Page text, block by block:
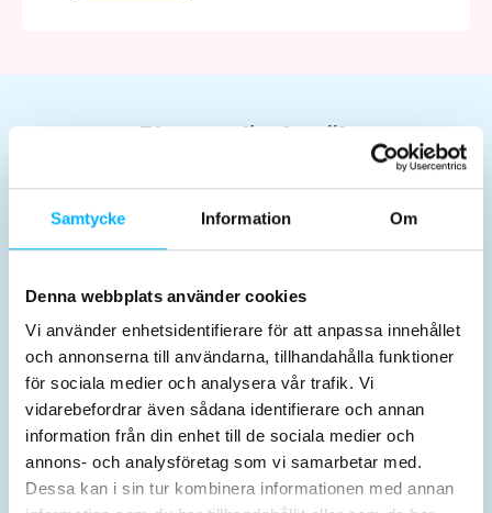
Samtycke Information Om
Denna webbplats använder cookies
Vi använder enhetsidentifierare för att anpassa innehållet
och annonserna till användarna, tillhandahålla funktioner
för sociala medier och analysera vår trafik. Vi
vidarebefordrar även sådana identifierare och annan
information från din enhet till de sociala medier och
annons- och analysföretag som vi samarbetar med.
Dessa kan i sin tur kombinera informationen med annan
Planera ditt besök
Karten & Preise Öffnungszeiten